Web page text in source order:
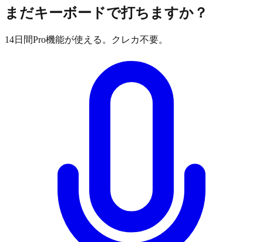
まだキーボードで打ちますか？
14日間Pro機能が使える。クレカ不要。